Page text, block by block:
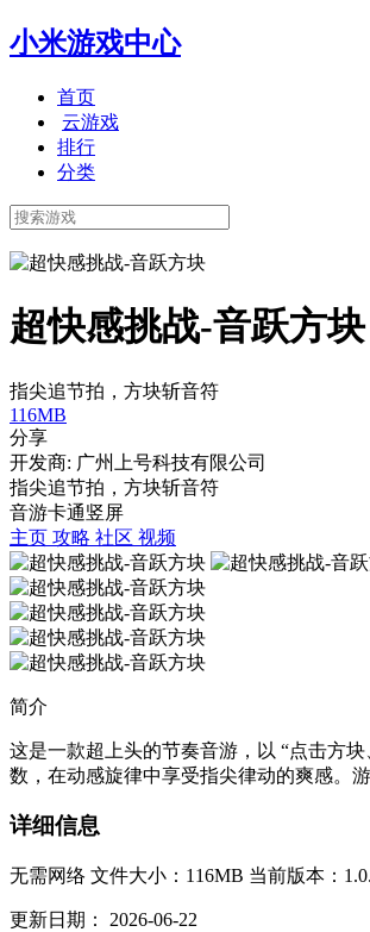
小米游戏中心
首页
云游戏
排行
分类
超快感挑战-音跃方块
指尖追节拍，方块斩音符
116MB
分享
开发商: 广州上号科技有限公司
指尖追节拍，方块斩音符
音游卡通竖屏
主页 攻略 社区 视频
简介
这是一款超上头的节奏音游，以 “点击方
数，在动感旋律中享受指尖律动的爽感。
详细信息
无需网络 文件大小：116MB 当前版本：
更新日期： 2026-06-22